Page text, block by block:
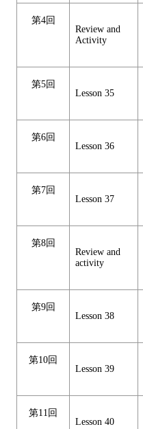
第4回
Review and
Activity
第5回
Lesson 35
第6回
Lesson 36
第7回
Lesson 37
第8回
Review and
activity
第9回
Lesson 38
第10回
Lesson 39
第11回
Lesson 40